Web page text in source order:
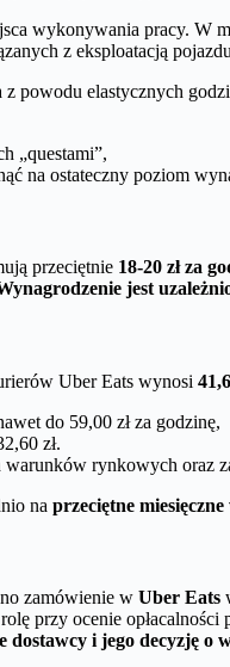
wykonywania pracy. W
z eksploatacją
powodu elastycznych
„questami”,
na ostateczny poziom
przeciętnie 18-20 zł za
jest
Uber Eats wynosi
do 59,00 zł za godzinę,
zł.
rynkowych oraz
na przeciętne
zamówienie w Uber Eats
przy ocenie
i jego decyzję o